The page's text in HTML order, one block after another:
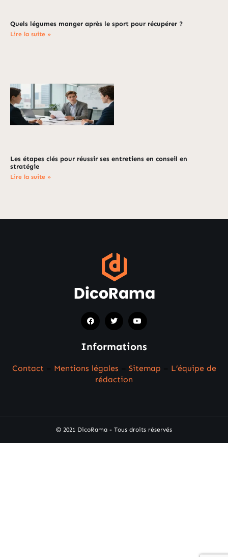
Quels légumes manger après le sport pour récupérer ?
Lire la suite »
Les étapes clés pour réussir ses entretiens en conseil en
stratégie
Lire la suite »
Informations
Contact Mentions légales Sitemap
L’équipe de
rédaction
© 2021 DicoRama - Tous droits réservés